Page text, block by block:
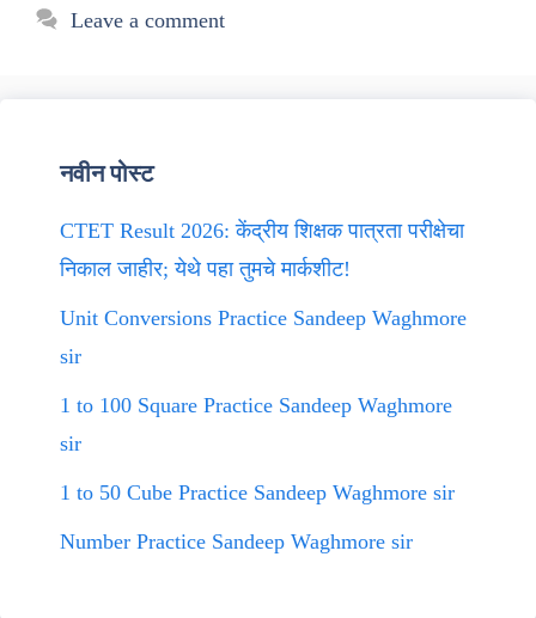
Leave a comment
नवीन पोस्ट
CTET Result 2026: केंद्रीय शिक्षक पात्रता परीक्षेचा
निकाल जाहीर; येथे पहा तुमचे मार्कशीट!
Unit Conversions Practice Sandeep Waghmore
sir
1 to 100 Square Practice Sandeep Waghmore
sir
1 to 50 Cube Practice Sandeep Waghmore sir
Number Practice Sandeep Waghmore sir